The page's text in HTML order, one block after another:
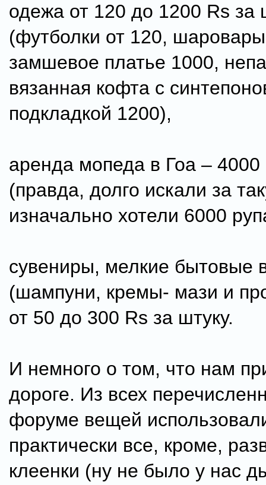
одежа от 120 до 1200 Rs за
(футболки от 120,
замшевое платье 1000,
вязанная кофта с
подкладкой 1200),
аренда мопеда в Гоа –
(правда, долго искали за
изначально хотели 6000
сувениры, мелкие бытовые
(шампуни, кремы- мази и
от 50 до 300 Rs за штуку.
И немного о том, что нам
дороге. Из всех
форуме вещей
практически все, кроме,
клеенки (ну не было у нас